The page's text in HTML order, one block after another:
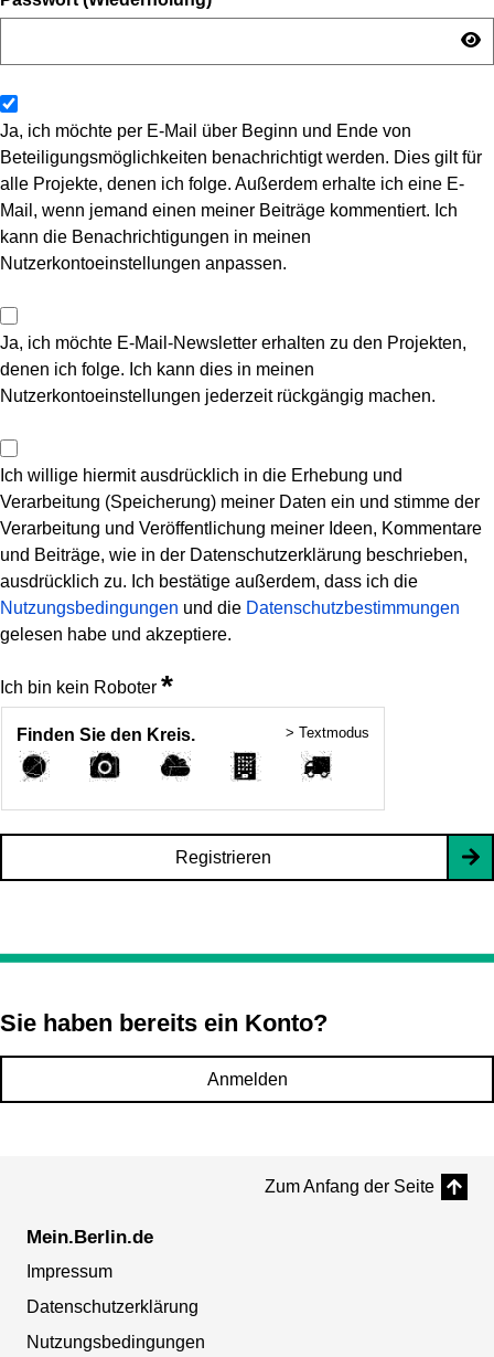
Ja, ich möchte per E-Mail über Beginn und Ende von
Beteiligungsmöglichkeiten benachrichtigt werden. Dies gilt für
alle Projekte, denen ich folge. Außerdem erhalte ich eine E-
Mail, wenn jemand einen meiner Beiträge kommentiert. Ich
kann die Benachrichtigungen in meinen
Nutzerkontoeinstellungen anpassen.
Ja, ich möchte E-Mail-Newsletter erhalten zu den Projekten,
denen ich folge. Ich kann dies in meinen
Nutzerkontoeinstellungen jederzeit rückgängig machen.
Ich willige hiermit ausdrücklich in die Erhebung und
Verarbeitung (Speicherung) meiner Daten ein und stimme der
Verarbeitung und Veröffentlichung meiner Ideen, Kommentare
und Beiträge, wie in der Datenschutzerklärung beschrieben,
ausdrücklich zu. Ich bestätige außerdem, dass ich die
Nutzungsbedingungen und die Datenschutzbestimmungen
gelesen habe und akzeptiere.
Ich bin kein Roboter *
Finden Sie den Kreis. > Textmodus
Registrieren
Sie haben bereits ein Konto?
Anmelden
Zum Anfang der Seite
Mein.Berlin.de
Impressum
Datenschutzerklärung
Nutzungsbedingungen